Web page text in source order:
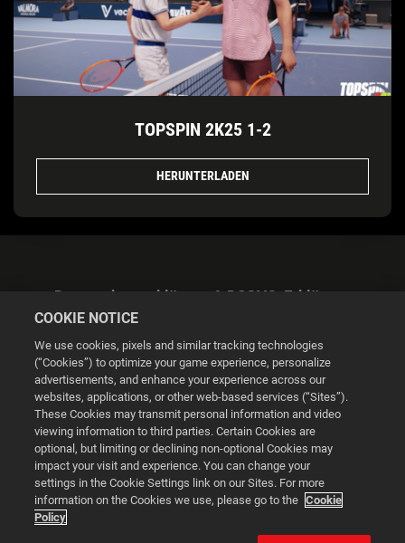
TOPSPIN 2K25 1-2
HERUNTERLADEN
Datenschutzerklärung & DSGVO-Erklärung
Cookie Settings
© 2026 2K
Powered byOnclusive PR Manager™
This website uses cookies to make your browsing experience
COOKIE NOTICE
We use cookies, pixels and similar tracking technologies
(“Cookies”) to optimize your game experience, personalize
advertisements, and enhance your experience across our
websites, applications, or other web-based services (“Sites”).
These Cookies may transmit personal information and video
viewing information to third parties. Certain Cookies are
optional, but limiting or declining non-optional Cookies may
impact your visit and experience. You can change your
settings in the Cookie Settings link on our Sites. For more
information on the Cookies we use, please go to the Cookie
Policy